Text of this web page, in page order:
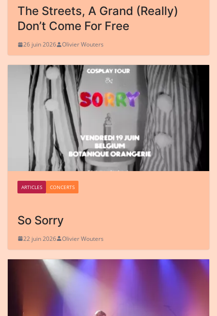
The Streets, A Grand (Really)
Don’t Come For Free
26 juin 2026 Olivier Wouters
ARTICLES CONCERTS
So Sorry
22 juin 2026 Olivier Wouters